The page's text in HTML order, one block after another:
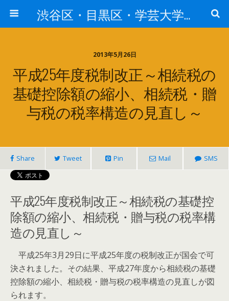
渋谷区・目黒区・学芸大学・世田谷区・大田区・千代田区・中央区・港区で相続についてお悩みの方は【あんしん相続・遺言サポートセンター】へ
2013年5月26日
平成25年度税制改正～相続税の
基礎控除額の縮小、相続税・贈
与税の税率構造の見直し～
Share Tweet Pin Mail SMS
平成25年度税制改正～相続税の基礎控
除額の縮小、相続税・贈与税の税率構
造の見直し～
平成25年3月29日に平成25年度の税制改正が国会で可
決されました。その結果、平成27年度から相続税の基礎
控除額の縮小、相続税・贈与税の税率構造の見直しが図
られます。